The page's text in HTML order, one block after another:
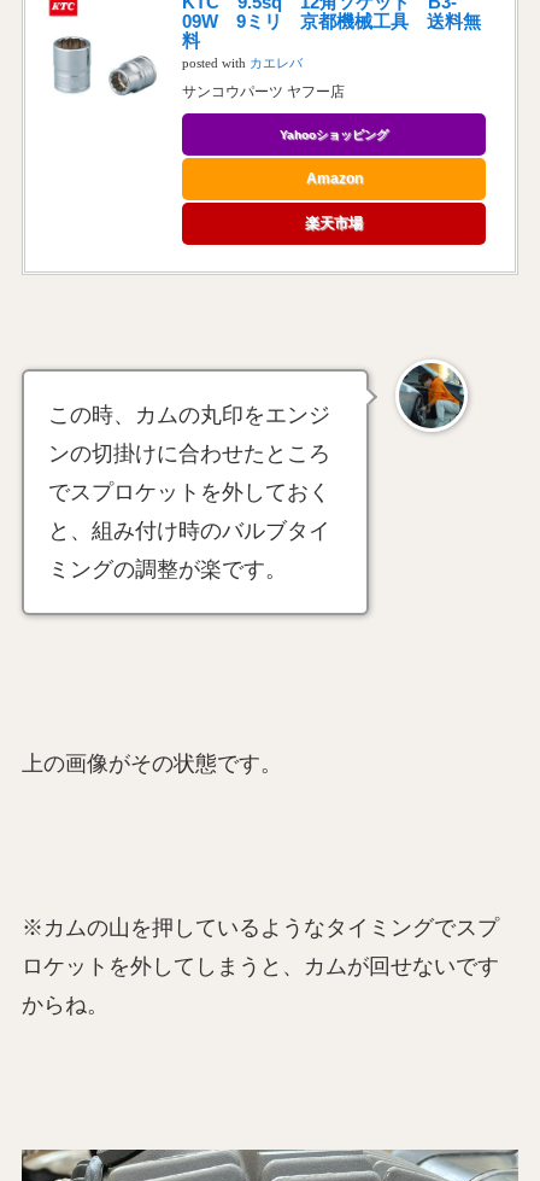
09W 9ミリ 京都機械工具 送料無
料
posted with カエレバ
サンコウパーツ ヤフー店
Yahooショッピング
Amazon
楽天市場
この時、カムの丸印をエンジ
ンの切掛けに合わせたところ
でスプロケットを外しておく
と、組み付け時のバルブタイ
ミングの調整が楽です。
上の画像がその状態です。
※カムの山を押しているようなタイミングでスプ
ロケットを外してしまうと、カムが回せないです
からね。